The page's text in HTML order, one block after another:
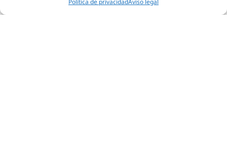
Política de privacidadAviso legal